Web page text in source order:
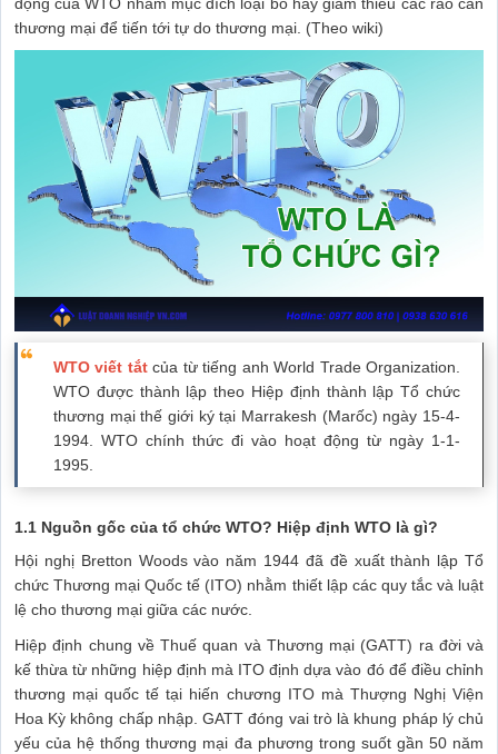
thương mại để tiến tới tự do thương mại. (Theo wiki)
WTO viết tắt của từ tiếng anh World Trade Organization.
WTO được thành lập theo Hiệp định thành lập Tổ chức
thương mại thế giới ký tại Marrakesh (Marốc) ngày 15-4-
1994. WTO chính thức đi vào hoạt động từ ngày 1-1-
1995.
1.1 Nguồn gốc của tổ chức WTO? Hiệp định WTO là gì?
Hội nghị Bretton Woods vào năm 1944 đã đề xuất thành lập Tổ
chức Thương mại Quốc tế (ITO) nhằm thiết lập các quy tắc và luật
lệ cho thương mại giữa các nước.
Hiệp định chung về Thuế quan và Thương mại (GATT) ra đời và
kế thừa từ những hiệp định mà ITO định dựa vào đó để điều chỉnh
thương mại quốc tế tại hiến chương ITO mà Thượng Nghị Viện
Hoa Kỳ không chấp nhập. GATT đóng vai trò là khung pháp lý chủ
yếu của hệ thống thương mại đa phương trong suốt gần 50 năm